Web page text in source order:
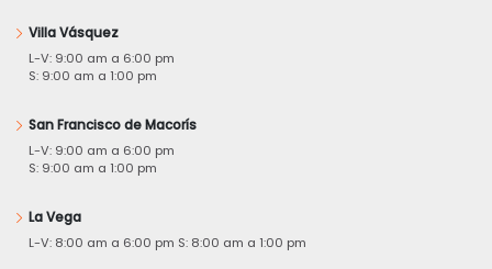
Villa Vásquez
L-V: 9:00 am a 6:00 pm
S: 9:00 am a 1:00 pm
San Francisco de Macorís
L-V: 9:00 am a 6:00 pm
S: 9:00 am a 1:00 pm
La Vega
L-V: 8:00 am a 6:00 pm S: 8:00 am a 1:00 pm